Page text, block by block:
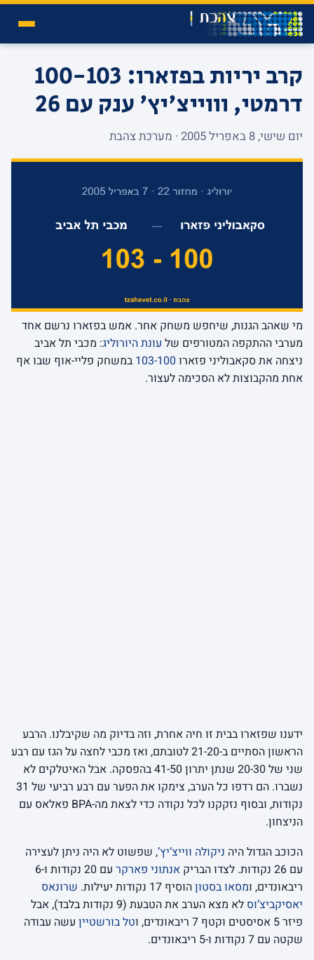
קרב יריות בפזארו: 100-103
דרמטי, וווייצ'יץ' ענק עם 26
יום שישי, 8 באפריל 2005 · מערכת צהבת
מי שאהב הגנות, שיחפש משחק אחר. אמש בפזארו נרשם אחד
מערבי ההתקפה המטורפים של עונת היורוליג: מכבי תל אביב
ניצחה את סקאבוליני פזארו 103-100 במשחק פליי-אוף שבו אף
אחת מהקבוצות לא הסכימה לעצור.
ידענו שפזארו בבית זו חיה אחרת, וזה בדיוק מה שקיבלנו. הרבע
הראשון הסתיים ב-21-20 לטובתם, ואז מכבי לחצה על הגז עם רבע
שני של 20-30 שנתן יתרון 41-50 בהפסקה. אבל האיטלקים לא
נשברו. הם רדפו כל הערב, צימקו את הפער עם רבע רביעי של 31
נקודות, ובסוף נזקקנו לכל נקודה כדי לצאת מה-BPA פאלאס עם
הניצחון.
הכוכב הגדול היה ניקולה ווייצ’יץ’, שפשוט לא היה ניתן לעצירה
עם 26 נקודות. לצדו הבריק
אנתוני פארקר
עם 20 נקודות ו-6
ריבאונדים, ומסאו בסטוןהוסיף 17 נקודות יעילות.
שרונאס
יאסיקביצ’וס
לא מצא הערב את הטבעת (9 נקודות בלבד), אבל
פיזר 5 אסיסטים וקטף 7 ריבאונדים, ו
טל בורשטיין עשה עבודה
שקטה עם 7 נקודות ו-5 ריבאונדים.